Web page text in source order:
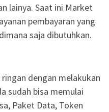
lainya. Saat ini Market
pembayaran yang
saja dibutuhkan.
dengan melakukan
sudah bisa memulai
Paket Data, Token